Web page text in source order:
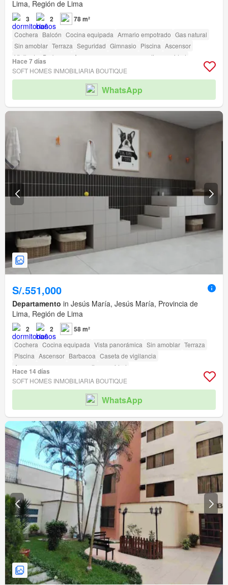
Lima, Región de Lima
3 2 78 m²
Cochera Balcón Cocina equipada Armario empotrado Gas natural
Sin amoblar Terraza Seguridad Gimnasio Piscina Ascensor
Vigilante Barbacoa Acceso para personas con discapacidad
Hace 7 días
SOFT HOMES INMOBILIARIA BOUTIQUE
WhatsApp
S/.551,000
Departamento in Jesús María, Jesús María, Provincia de
Lima, Región de Lima
2 2 58 m²
Cochera Cocina equipada Vista panorámica Sin amoblar Terraza
Piscina Ascensor Barbacoa Caseta de vigilancia
Acceso para personas con discapacidad
Hace 14 días
SOFT HOMES INMOBILIARIA BOUTIQUE
WhatsApp